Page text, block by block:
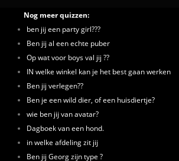
Nog meer quizzen:
ben jij een party girl???
Ben jij al een echte puber
Op wat voor boys val jij ??
IN welke winkel kan je het best gaan werken
Ben jij verlegen??
Ben je een wild dier, of een huisdiertje?
wie ben jij van avatar?
Dagboek van een hond.
in welke afdeling zit jij
Ben jij Georg zijn type ?